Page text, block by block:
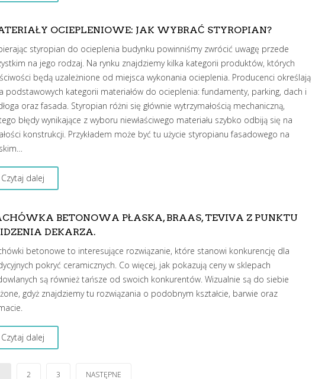
OCIEPLENIOWE: JAK WYBRAĆ STYROPIAN?
styropian do ocieplenia budynku powinniśmy zwrócić uwagę przede
na jego rodzaj. Na rynku znajdziemy kilka kategorii produktów, których
będą uzależnione od miejsca wykonania ocieplenia. Producenci określają
podstawowych kategorii materiałów do ocieplenia: fundamenty, parking, dach i
oraz fasada. Styropian różni się głównie wytrzymałością mechaniczną,
błędy wynikające z wyboru niewłaściwego materiału szybko odbiją się na
konstrukcji. Przykładem może być tu użycie styropianu fasadowego na
Czytaj dalej
BETONOWA PŁASKA, BRAAS, TEVIVA Z PUNKTU
DEKARZA.
betonowe to interesujące rozwiązanie, które stanowi konkurencję dla
pokryć ceramicznych. Co więcej, jak pokazują ceny w sklepach
są również tańsze od swoich konkurentów. Wizualnie są do siebie
gdyż znajdziemy tu rozwiązania o podobnym kształcie, barwie oraz
Czytaj dalej
2 3 NASTĘPNE